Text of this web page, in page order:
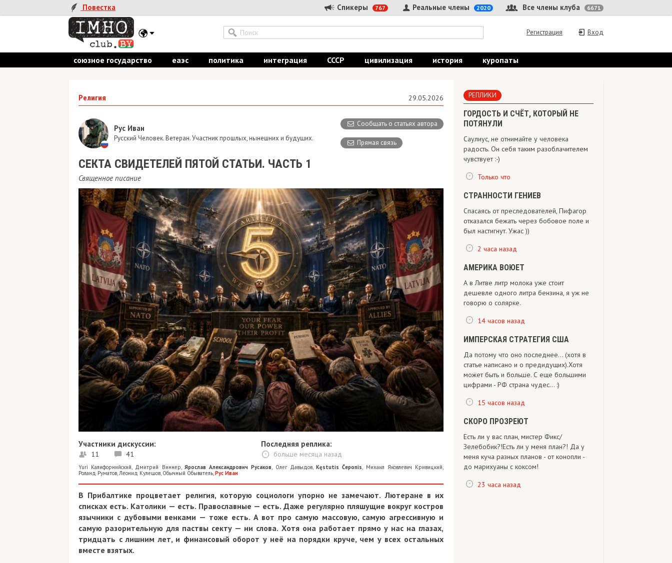
Повестка Спикеры 767 Все члены клуба 6671
Реальные члены 2020
Вход
Регистрация
союзное государство еаэс политика интеграция СССР цивилизация история куропаты
Религия 29.05.2026
Сообщать о статьях автора
Прямая связь
Рус Иван
Русский Человек. Ветеран. Участник прошлых, нынешних и будущих.
​СЕКТА СВИДЕТЕЛЕЙ ПЯТОЙ СТАТЬИ. ЧАСТЬ 1
Священное писание
Участники дискуссии:
11 41
Последняя реплика:
больше месяца назад
Yuri Калифорнийский, Дмитрий Виннер, Ярослав Александрович Русаков, Олег Давыдов,Kęstutis Čeponis, Михаил Яковлевич Кривицкий,
Роланд Руматов,Леонид Кулешов, Обычный Обыватель,Рус Иван
В Прибалтике процветает религия, которую социологи упорно не замечают. Лютеране в их
списках есть. Католики — есть. Православные — есть. Даже регулярно пляшущие вокруг костров
язычники с дубовыми венками — тоже есть. А вот про самую массовую, самую агрессивную и
самую разорительную для паствы секту — ни слова. Хотя она работает прямо у нас на глазах,
тридцать с лишним лет, и финансовый оборот у неё на порядки круче, чем у всех остальных
вместе взятых.
РЕПЛИКИ
ГОРДОСТЬ И СЧЁТ, КОТОРЫЙ НЕ
ПОТЯНУЛИ
Саулиус, не отнимайте у человека
радость. Он себя таким разоблачителем
чувствует :-)
Только что
СТРАННОСТИ ГЕНИЕВ
Спасаясь от преследователей, Пифагор
отказался бежать через бобовое поле и
был настигнут. Ужас ))
2 часа назад
АМЕРИКА ВОЮЕТ
А в Литве литр молока уже стоит
дешевле одного литра бензина, я уж не
говорю о солярке.
14 часов назад
ИМПЕРСКАЯ СТРАТЕГИЯ США
Да потому что оно последнее... (хотя в
статье написано и о предидущих).Хотя
может быть и больше. С еще большими
цифрами - РФ страна чудес... :)
15 часов назад
СКОРО ПРОЗРЕЮТ
Есть ли у вас план, мистер Фикс/
Зелебобик?!Есть ли у меня план?! Да у
меня куча разных планов - от конопли -
до марихуаны с коксом!
23 часа назад